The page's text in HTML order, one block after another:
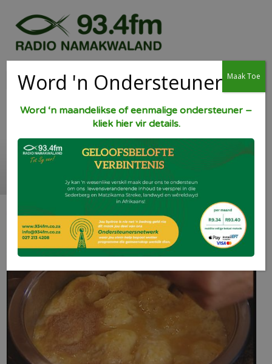
Vla Kluitjies
Word 'n Ondersteuner
Word ‘n maandelikse of eenmalige ondersteuner –
kliek hier vir details.
Maak Toe